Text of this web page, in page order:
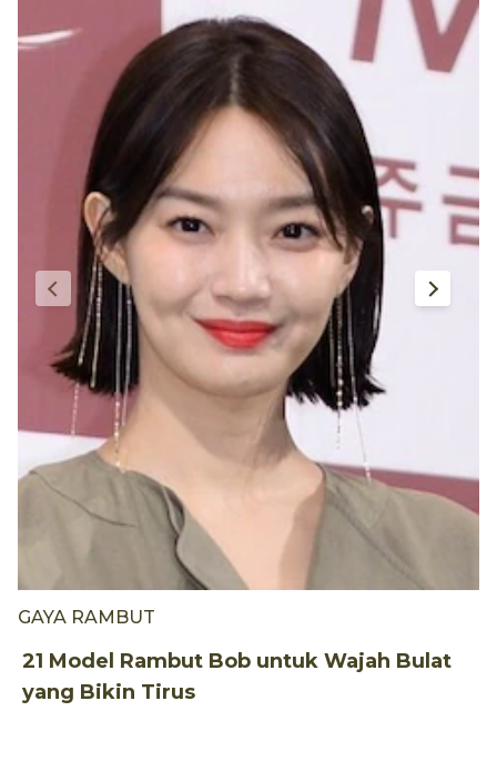
GAYA RAMBUT
21 Model Rambut Bob untuk Wajah Bulat
yang Bikin Tirus